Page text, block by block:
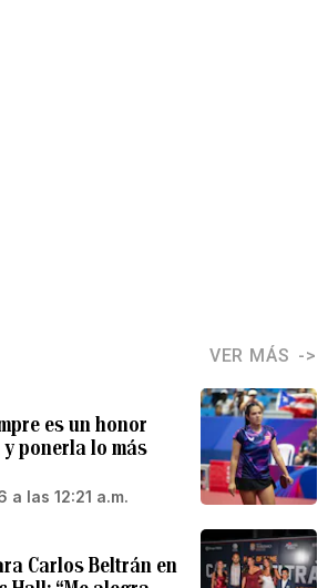
VER MÁS
es un honor
ponerla lo más
las 12:21 a.m.
Carlos Beltrán en